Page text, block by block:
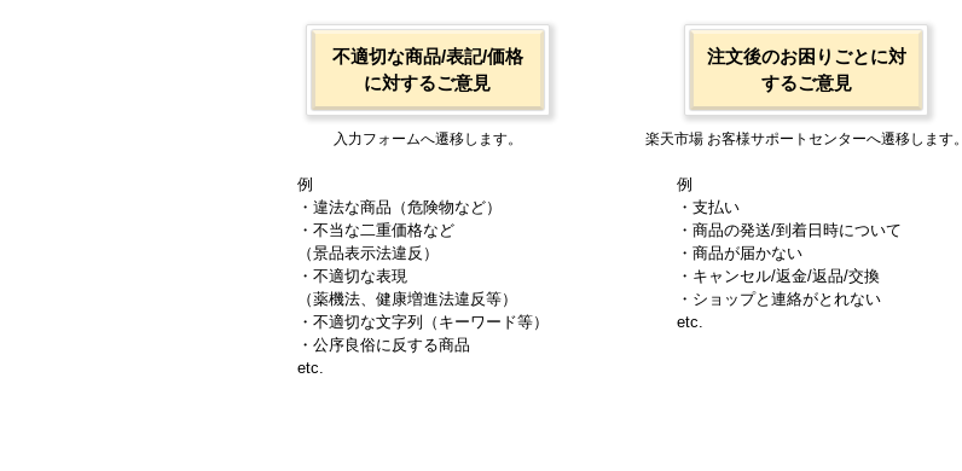
不適切な商品/表記/価格
に対するご意見
入力フォームへ遷移します。
例
・違法な商品（危険物など）
・不当な二重価格など
（景品表示法違反）
・不適切な表現
（薬機法、健康増進法違反等）
・不適切な文字列（キーワード等）
・公序良俗に反する商品
etc.
注文後のお困りごとに対
するご意見
楽天市場 お客様サポートセンターへ遷移します。
例
・支払い
・商品の発送/到着日時について
・商品が届かない
・キャンセル/返金/返品/交換
・ショップと連絡がとれない
etc.